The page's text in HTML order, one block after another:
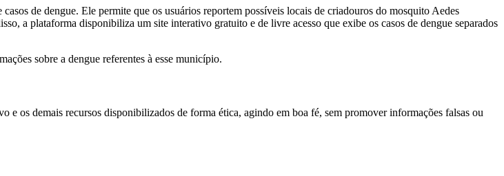
de dengue. Ele permite que os usuários reportem possíveis locais de criadouros do mosquito Aedes
a plataforma disponibiliza um site interativo gratuito e de livre acesso que exibe os casos de dengue separados
sobre a dengue referentes à esse município.
os demais recursos disponibilizados de forma ética, agindo em boa fé, sem promover informações falsas ou